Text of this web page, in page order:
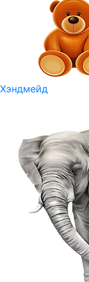
Хэндмейд